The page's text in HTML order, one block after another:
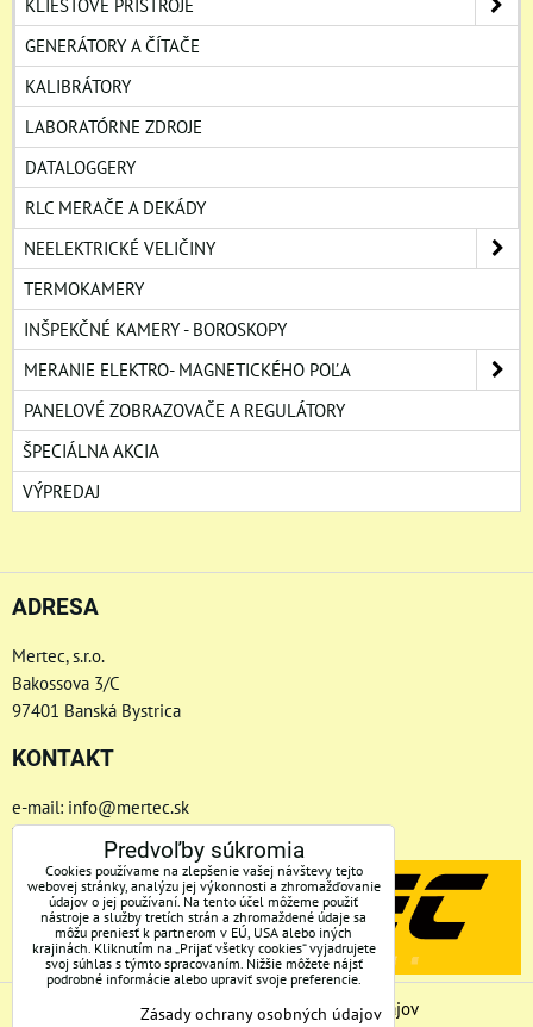
GENERÁTORY A ČÍTAČE
KALIBRÁTORY
LABORATÓRNE ZDROJE
DATALOGGERY
RLC MERAČE A DEKÁDY
NEELEKTRICKÉ VELIČINY
TERMOKAMERY
INŠPEKČNÉ KAMERY - BOROSKOPY
MERANIE ELEKTRO- MAGNETICKÉHO POĽA
PANELOVÉ ZOBRAZOVAČE A REGULÁTORY
ŠPECIÁLNA AKCIA
VÝPREDAJ
ADRESA
Mertec, s.r.o.
Bakossova 3/C
97401 Banská Bystrica
KONTAKT
e-mail: info@mertec.sk
Telefón: +421 48-4800 791
Predvoľby súkromia Zásady ochrany osobných údajov
Predvoľby súkromia
Cookies používame na zlepšenie vašej návštevy tejto
webovej stránky, analýzu jej výkonnosti a zhromažďovanie
údajov o jej používaní. Na tento účel môžeme použiť
nástroje a služby tretích strán a zhromaždené údaje sa
môžu preniesť k partnerom v EÚ, USA alebo iných
krajinách. Kliknutím na „Prijať všetky cookies“ vyjadrujete
svoj súhlas s týmto spracovaním. Nižšie môžete nájsť
podrobné informácie alebo upraviť svoje preferencie.
Zásady ochrany osobných údajov